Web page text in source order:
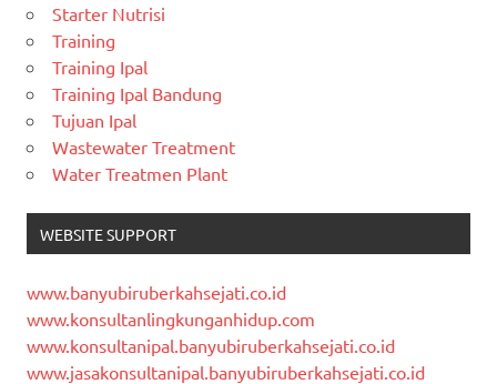
Starter Nutrisi
Training
Training Ipal
Training Ipal Bandung
Tujuan Ipal
Wastewater Treatment
Water Treatmen Plant
WEBSITE SUPPORT
www.banyubiruberkahsejati.co.id
www.konsultanlingkunganhidup.com
www.konsultanipal.banyubiruberkahsejati.co.id
www.jasakonsultanipal.banyubiruberkahsejati.co.id